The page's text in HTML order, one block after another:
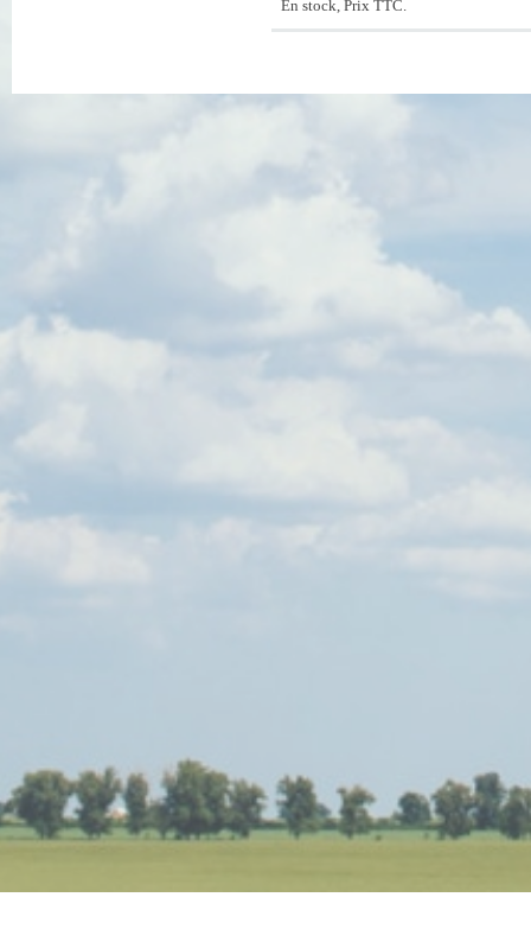
En stock, Prix TTC.